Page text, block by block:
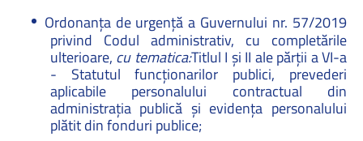
Ordonanța de urgență a Guvernului nr. 57/2019
privind Codul administrativ, cu completările
ulterioare, cu tematica:Titlul I și II ale părții a VI-a
- Statutul funcţionarilor publici, prevederi
aplicabile personalului contractual din
administrația publică și evidența personalului
plătit din fonduri publice;